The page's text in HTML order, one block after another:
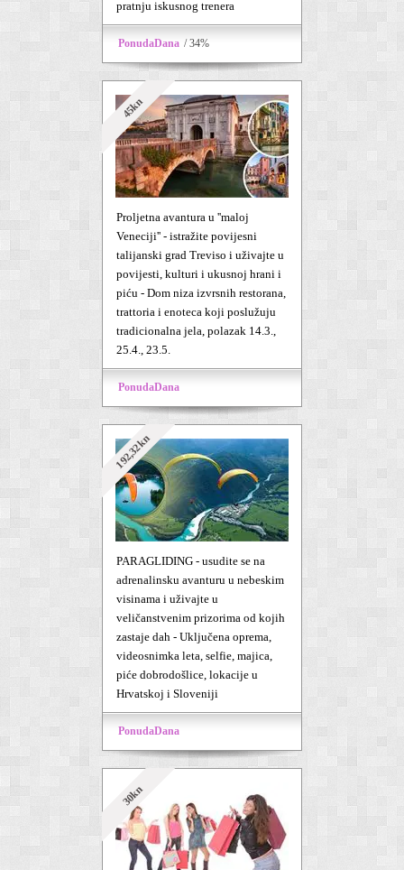
pratnju iskusnog trenera
PonudaDana / 34%
45kn
Proljetna avantura u ''maloj
Veneciji'' - istražite povijesni
talijanski grad Treviso i uživajte u
povijesti, kulturi i ukusnoj hrani i
piću - Dom niza izvrsnih restorana,
trattoria i enoteca koji poslužuju
tradicionalna jela, polazak 14.3.,
25.4., 23.5.
PonudaDana
192,32kn
PARAGLIDING - usudite se na
adrenalinsku avanturu u nebeskim
visinama i uživajte u
veličanstvenim prizorima od kojih
zastaje dah - Uključena oprema,
videosnimka leta, selfie, majica,
piće dobrodošlice, lokacije u
Hrvatskoj i Sloveniji
PonudaDana
30kn